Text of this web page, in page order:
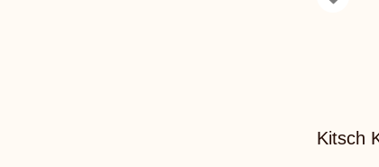
Kitsch